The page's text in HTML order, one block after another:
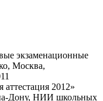
экзаменационные
Москва,
аттестация 2012»
Дону, НИИ школьных